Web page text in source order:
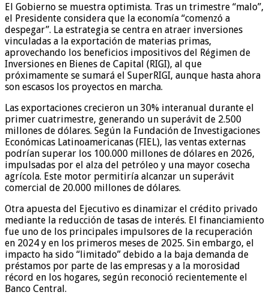
El Gobierno se muestra optimista. Tras un trimestre “malo”,
el Presidente considera que la economía “comenzó a
despegar”. La estrategia se centra en atraer inversiones
vinculadas a la exportación de materias primas,
aprovechando los beneficios impositivos del Régimen de
Inversiones en Bienes de Capital (RIGI), al que
próximamente se sumará el SuperRIGI, aunque hasta ahora
son escasos los proyectos en marcha.
Las exportaciones crecieron un 30% interanual durante el
primer cuatrimestre, generando un superávit de 2.500
millones de dólares. Según la Fundación de Investigaciones
Económicas Latinoamericanas (FIEL), las ventas externas
podrían superar los 100.000 millones de dólares en 2026,
impulsadas por el alza del petróleo y una mayor cosecha
agrícola. Este motor permitiría alcanzar un superávit
comercial de 20.000 millones de dólares.
Otra apuesta del Ejecutivo es dinamizar el crédito privado
mediante la reducción de tasas de interés. El financiamiento
fue uno de los principales impulsores de la recuperación
en 2024 y en los primeros meses de 2025. Sin embargo, el
impacto ha sido “limitado” debido a la baja demanda de
préstamos por parte de las empresas y a la morosidad
récord en los hogares, según reconoció recientemente el
Banco Central.